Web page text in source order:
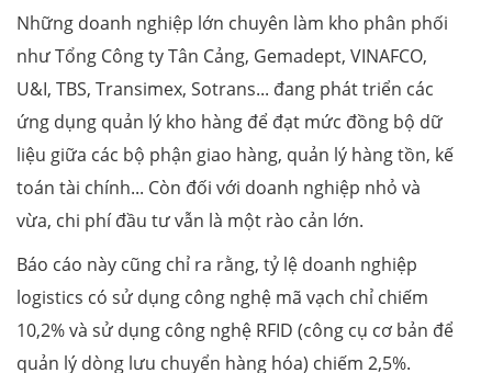
Những doanh nghiệp lớn chuyên làm kho phân phối
như Tổng Công ty Tân Cảng, Gemadept, VINAFCO,
U&I, TBS, Transimex, Sotrans... đang phát triển các
ứng dụng quản lý kho hàng để đạt mức đồng bộ dữ
liệu giữa các bộ phận giao hàng, quản lý hàng tồn, kế
toán tài chính... Còn đối với doanh nghiệp nhỏ và
vừa, chi phí đầu tư vẫn là một rào cản lớn.
Báo cáo này cũng chỉ ra rằng, tỷ lệ doanh nghiệp
logistics có sử dụng công nghệ mã vạch chỉ chiếm
10,2% và sử dụng công nghệ RFID (công cụ cơ bản để
quản lý dòng lưu chuyển hàng hóa) chiếm 2,5%.